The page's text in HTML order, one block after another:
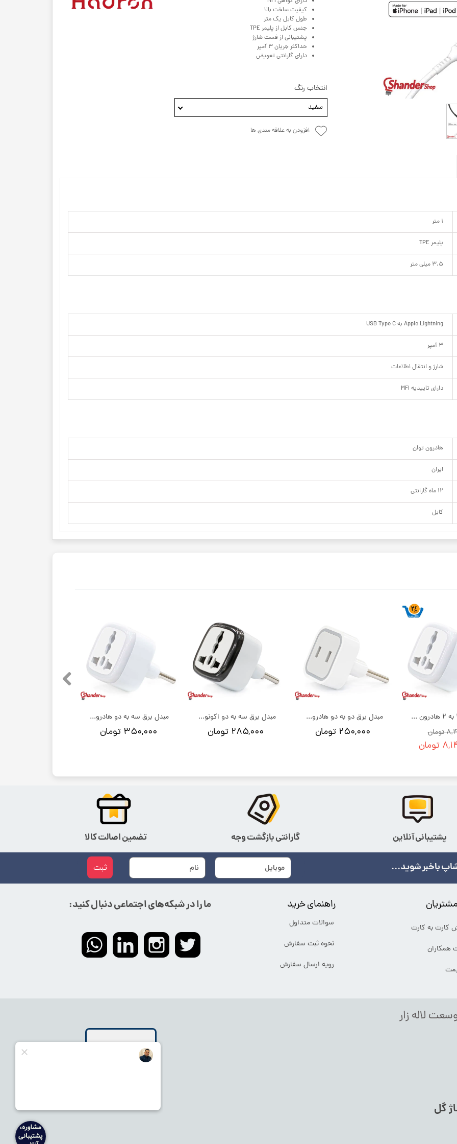
کیفیت ساخت بالا
طول کابل یک متر
جنس کابل از پلیمر TPE
پشتیبانی از فست شارژ
حداکثر جریان 3 آمپر
دارای گارانتی تعویض
انتخاب رنگ
سفید
افزودن به علاقه مندی ها
1 متر
پلیمر TPE
3.5 میلی متر
Apple Lightning به USB Type C
3 آمپر
شارژ و انتقال اطلاعات
دارای تاییدیه MFI
هادرون توان
ایران
12 ماه گارانتی
کابل
مبدل برق سه به دو هادرون مدل a10
۳۵۰,۰۰۰ تومان
مبدل برق سه به دو اکونومی هادرون مدل a10e
۲۸۵,۰۰۰ تومان
مبدل برق دو به دو هادرون مدل a08
۲۵۰,۰۰۰ تومان
مبدل برق 3 به 2 هادرون مدل a10 | بسته 24 عددی
لاله زار
گل
ما را در شبکه‌های اجتماعی دنبال کنید:
ثبت باخبر شوید...
کارت به کارت
همکاران
راهنمای خرید
سوالات متداول
نحوه ثبت سفارش
رویه ارسال سفارش
پشتیبانی آنلاین گارانتی بازگشت وجه تضمین اصالت کالا